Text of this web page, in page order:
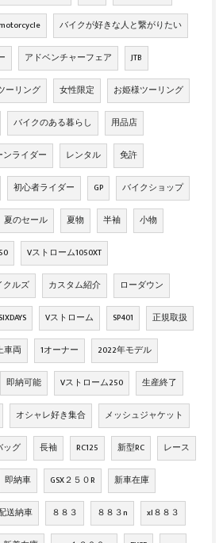
バイクが好きな人と繋がりたい
アドベンチャーフェア JTB
ーリング 女性限定 お姫様ツーリング
バイクのある暮らし 用品店
ンライダー レンタル 免許
初心者ライダー GP バイクショップ
夏のセール 夏物 半袖 小物
Vストローム1050XT
クルズ カスタム紹介 ローダウン
SIXDAYS Vストローム SP401 正規取扱
車両 1オーナー 2022年モデル
即納可能 Vストローム250 生産終了
オシャレ好き集合 メッシュジャケット
ッグ 長袖 RC125 新型RC レース
即納車 GSX２５０R 新車在庫
送納車 ８８３ ８８３n xl８８３